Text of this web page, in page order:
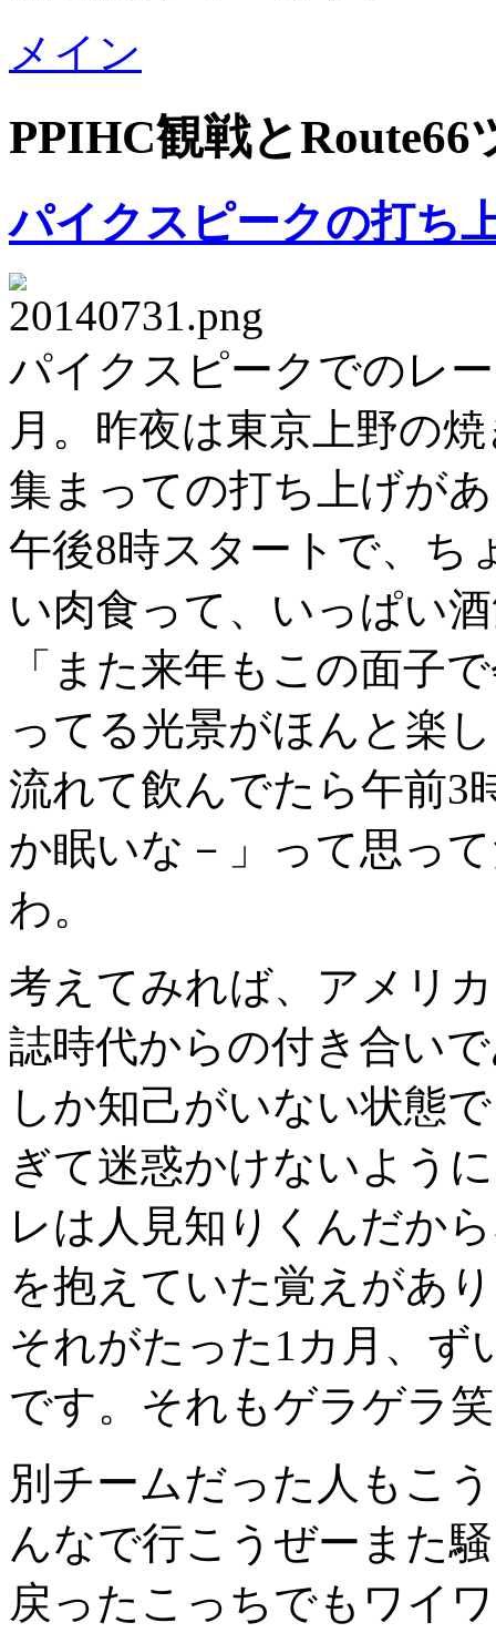
メイン
PPIHC観戦とRoute66
パイクスピークの打ち
パイクスピークでのレ
月。昨夜は東京上野の
集まっての打ち上げが
午後8時スタートで、ち
い肉食って、いっぱい
「また来年もこの面子
ってる光景がほんと楽
流れて飲んでたら午前3
か眠いな－」って思っ
わ。
考えてみれば、アメリ
誌時代からの付き合い
しか知己がいない状態
ぎて迷惑かけないよう
レは人見知りくんだか
を抱えていた覚えがあ
それがたった1カ月、ず
です。それもゲラゲラ
別チームだった人もこ
んなで行こうぜーまた
戻ったこっちでもワイ